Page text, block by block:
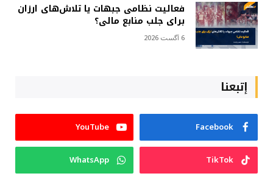
فعالیت نظامی جبهات یا تلاش‌های ارزان
برای جلب منابع مالی؟
6 آگست 2026
إتبعنا
Facebook
YouTube
TikTok
WhatsApp